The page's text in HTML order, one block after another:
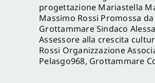
progettazione Mariastella
Massimo Rossi Promossa
Grottammare Sindaco
Assessore alla crescita
Rossi Organizzazione
Pelasgo968, Grottammare